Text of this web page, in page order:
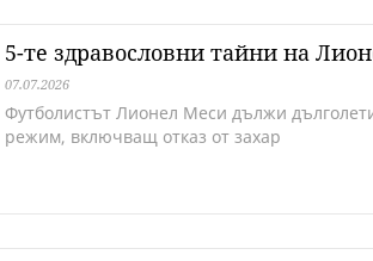
5-те здравословни тайни на
07.07.2026
Футболистът Лионел Меси дължи
режим, включващ отказ от захар